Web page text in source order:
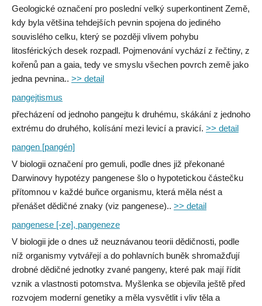
Geologické označení pro poslední velký superkontinent Země,
kdy byla většina tehdejších pevnin spojena do jediného
souvislého celku, který se později vlivem pohybu
litosférických desek rozpadl. Pojmenování vychází z řečtiny, z
kořenů pan a gaia, tedy ve smyslu všechen povrch země jako
jedna pevnina.. >> detail
pangejtismus
přecházení od jednoho pangejtu k druhému, skákání z jednoho
extrému do druhého, kolísání mezi levicí a pravicí. >> detail
pangen [pangén]
V biologii označení pro gemuli, podle dnes již překonané
Darwinovy hypotézy pangenese šlo o hypotetickou částečku
přítomnou v každé buňce organismu, která měla nést a
přenášet dědičné znaky (viz pangenese).. >> detail
pangenese [-ze], pangeneze
V biologii jde o dnes už neuznávanou teorii dědičnosti, podle
níž organismy vytvářejí a do pohlavních buněk shromažďují
drobné dědičné jednotky zvané pangeny, které pak mají řídit
vznik a vlastnosti potomstva. Myšlenka se objevila ještě před
rozvojem moderní genetiky a měla vysvětlit i vliv těla a